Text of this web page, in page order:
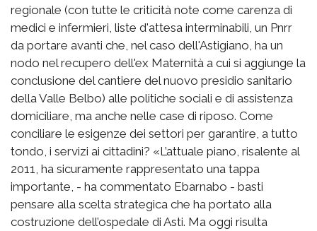
regionale (con tutte le criticità note come carenza di
medici e infermieri, liste d'attesa interminabili, un Pnrr
da portare avanti che, nel caso dell'Astigiano, ha un
nodo nel recupero dell'ex Maternità a cui si aggiunge la
conclusione del cantiere del nuovo presidio sanitario
della Valle Belbo) alle politiche sociali e di assistenza
domiciliare, ma anche nelle case di riposo. Come
conciliare le esigenze dei settori per garantire, a tutto
tondo, i servizi ai cittadini? «L’attuale piano, risalente al
2011, ha sicuramente rappresentato una tappa
importante, - ha commentato Ebarnabo - basti
pensare alla scelta strategica che ha portato alla
costruzione dell’ospedale di Asti. Ma oggi risulta